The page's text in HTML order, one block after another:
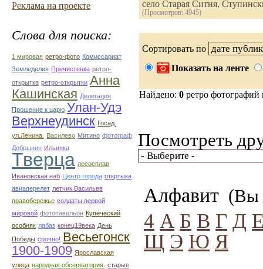
Реклама на проекте
Слова для поиска:
1 мировая ретро-фото Комиссариат
Земледелия Пречистенка ретро-
открытка ретро-открытки Анна
Кашинская Делегация
Прошение к царю Улан-Удэ
Верхнеудинск Госад.
ул.Ленина.
Василево Митино фотограф
Добрынин Ильинка
Тверца лесосплав
Ивановская наб Центр города откртыка
авиаперелет летчик Васильев
правобережье солдаты первой
мировой фотопавильон Купеческий
особняк лабаз конец19века День
Победы срочно! Весьегонск
1900-1909 Ярославская
улица народная обсерватория. старые
село Старая Ситня,
(Просмотров: 4945)
Сортировать по
Показать на ленте
Найдено: 0 ретро
Посмотреть
Алфавит (Вы
4 А Б В Г Д
Щ Э Ю Я